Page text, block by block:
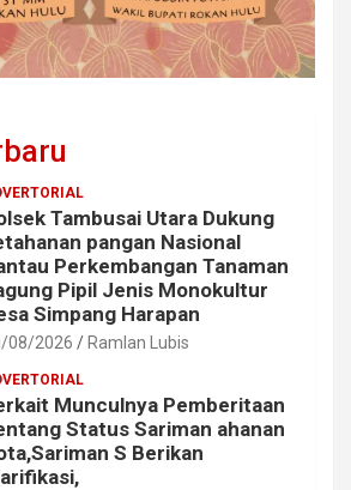
Tambusai Utara Dukung
pangan Nasional
Perkembangan Tanaman
Pipil Jenis Monokultur
Simpang Harapan
08/2026 Ramlan Lubis
Munculnya Pemberitaan
Status Sariman ahanan
S Berikan